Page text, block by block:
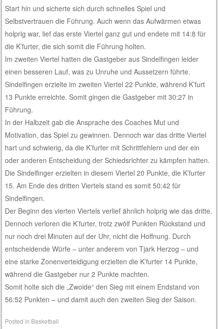
Start hin und sicherte sich durch schnelles Spiel und
Selbstvertrauen die Führung. Auch wenn das Aufwärmen etwas
holprig war, lief das erste Viertel ganz gut und endete mit 14:8 für
die K’furter, die sich somit die Führung holten.
Im zweiten Viertel hatten die Gastgeber aus Sindelfingen leider
einen besseren Lauf, was zu Unruhe und Aussetzern führte.
Sindelfingen erzielte im zweiten Viertel 22 Punkte, während K’furt
13 Punkte erreichte. Somit gingen die Gastgeber mit 30:27 in
Führung.
In der Halbzeit gab die Ansprache des Coaches Mut und
Motivation, das Spiel zu gewinnen. Dennoch war das dritte Viertel
hart und schwierig, da die K’furter mit Schrittfehlern und der ein
oder anderen Entscheidung der Schiedsrichter zu kämpfen hatten.
Die Sindelfinger erzielten in diesem Viertel 20 Punkte, die K’furter
15. Am Ende des dritten Viertels stand es somit 50:42 für
Sindelfingen.
Der Beginn des vierten Viertels verlief ähnlich holprig wie das dritte.
Dennoch verloren die K’furter, trotz zwölf Punkten Rückstand und
nur noch drei Minuten auf der Uhr, nicht die Hoffnung. Durch
entscheidende Würfe – unter anderem von Tjark Herzog – und
eine starke Zonenverteidigung erzielten die K’furter 14 Punkte,
während die Gastgeber nur 2 Punkte machten.
Somit holte sich die „Zwoide“ den Sieg mit einem Endstand von
56:52 Punkten – und damit auch den zweiten Sieg der Saison.
Posted in Basketball